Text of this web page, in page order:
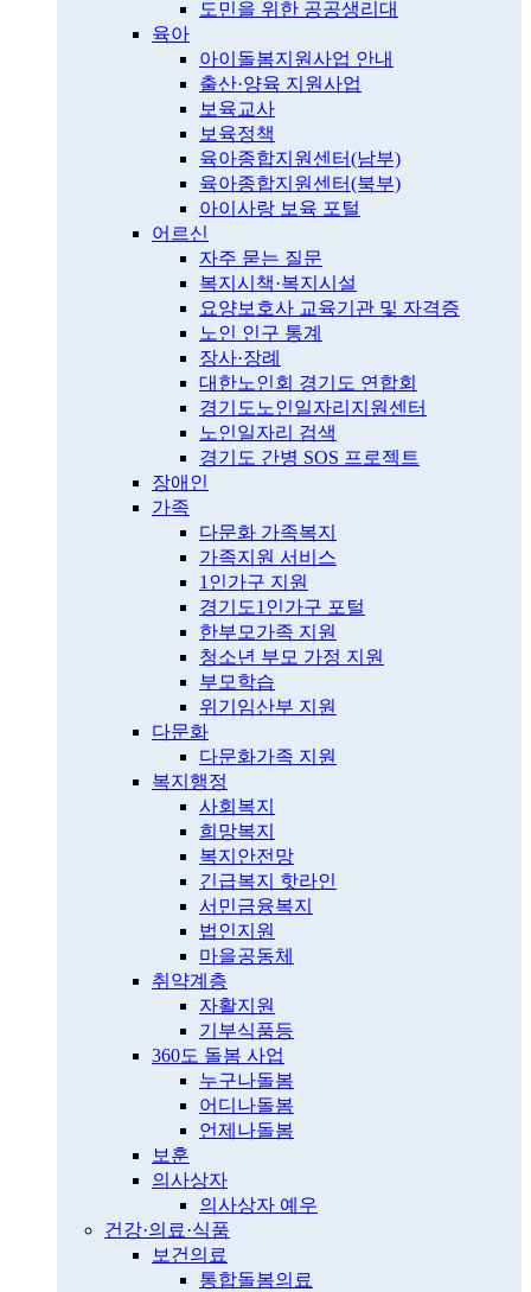
도민을 위한 공공생리대
육아
아이돌봄지원사업 안내
출산·양육 지원사업
보육교사
보육정책
육아종합지원센터(남부)
육아종합지원센터(북부)
아이사랑 보육 포털
어르신
자주 묻는 질문
복지시책·복지시설
요양보호사 교육기관 및 자격증
노인 인구 통계
장사·장례
대한노인회 경기도 연합회
경기도노인일자리지원센터
노인일자리 검색
경기도 간병 SOS 프로젝트
장애인
가족
다문화 가족복지
가족지원 서비스
1인가구 지원
경기도1인가구 포털
한부모가족 지원
청소년 부모 가정 지원
부모학습
위기임산부 지원
다문화
다문화가족 지원
복지행정
사회복지
희망복지
복지안전망
긴급복지 핫라인
서민금융복지
법인지원
마을공동체
취약계층
자활지원
기부식품등
360도 돌봄 사업
누구나돌봄
어디나돌봄
언제나돌봄
보훈
의사상자
의사상자 예우
건강·의료·식품
보건의료
통합돌봄의료